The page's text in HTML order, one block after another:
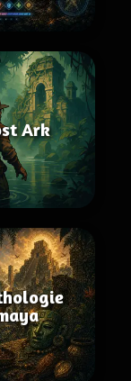
Ark